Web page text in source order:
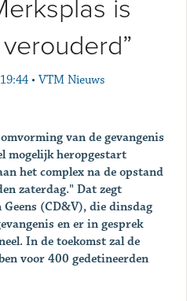
is
• VTM Nieuws
van de gevangenis
mogelijk heropgestart
het complex na de opstand
zaterdag." Dat zegt
(CD&V), die dinsdag
en er in gesprek
In de toekomst zal de
voor 400 gedetineerden